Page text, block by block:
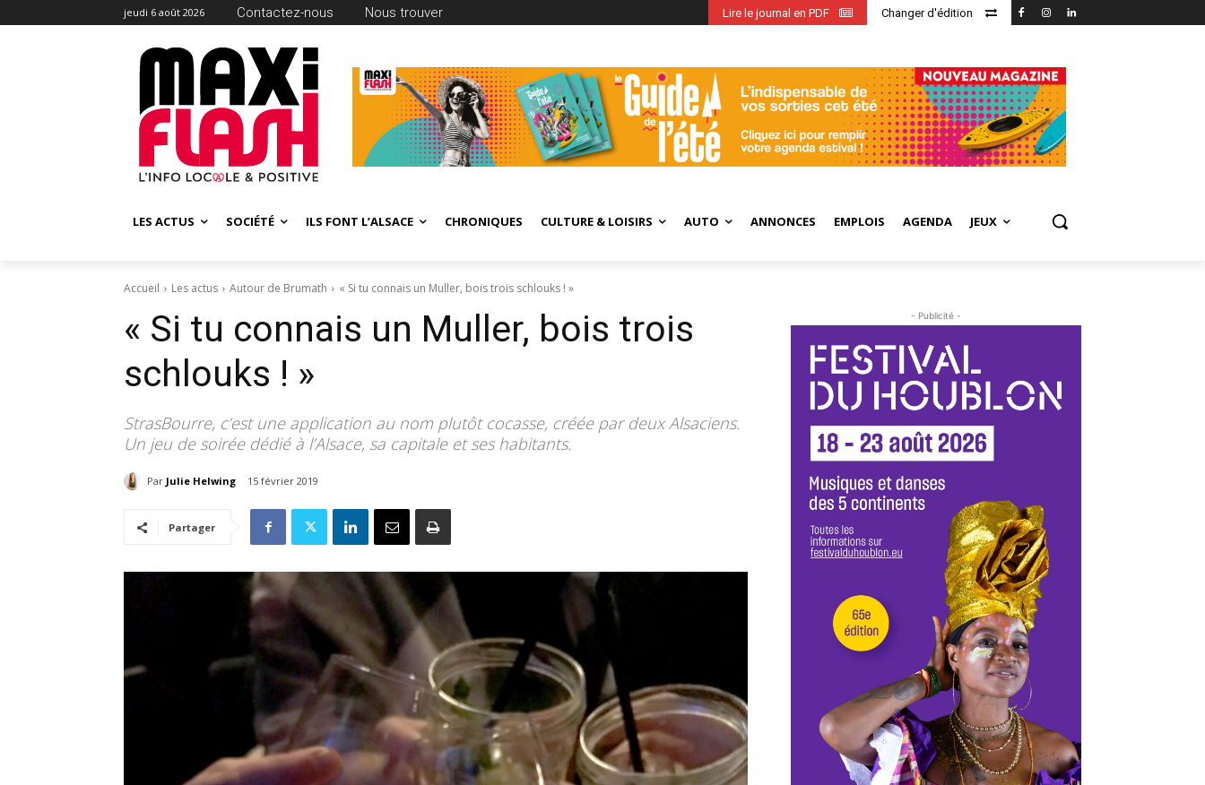
jeudi 6 août 2026 Contactez-nous Nous trouver Changer d'édition
Lire le journal en PDF
LES ACTUS SOCIÉTÉ ILS FONT L’ALSACE CHRONIQUES CULTURE & LOISIRS AUTO ANNONCES EMPLOIS AGENDA JEUX
Accueil Les actus Autour de Brumath « Si tu connais un Muller, bois trois schlouks ! »
« Si tu connais un Muller, bois trois
schlouks ! »
StrasBourre, c’est une application au nom plutôt cocasse, créée par deux Alsaciens.
Un jeu de soirée dédié à l’Alsace, sa capitale et ses habitants.
Par Julie Helwing 15 février 2019
Partager
- Publicité -